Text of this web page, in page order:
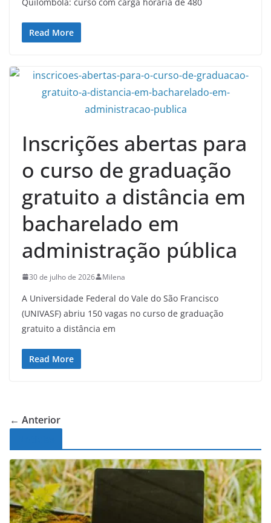
Read More
Inscrições abertas para
o curso de graduação
gratuito a distância em
bacharelado em
administração pública
30 de julho de 2026 Milena
A Universidade Federal do Vale do São Francisco
(UNIVASF) abriu 150 vagas no curso de graduação
gratuito a distância em
Read More
← Anterior